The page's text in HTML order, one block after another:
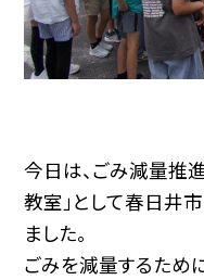
今日は、ごみ減量推
教室」として春日井
ました。
ごみを減量するため